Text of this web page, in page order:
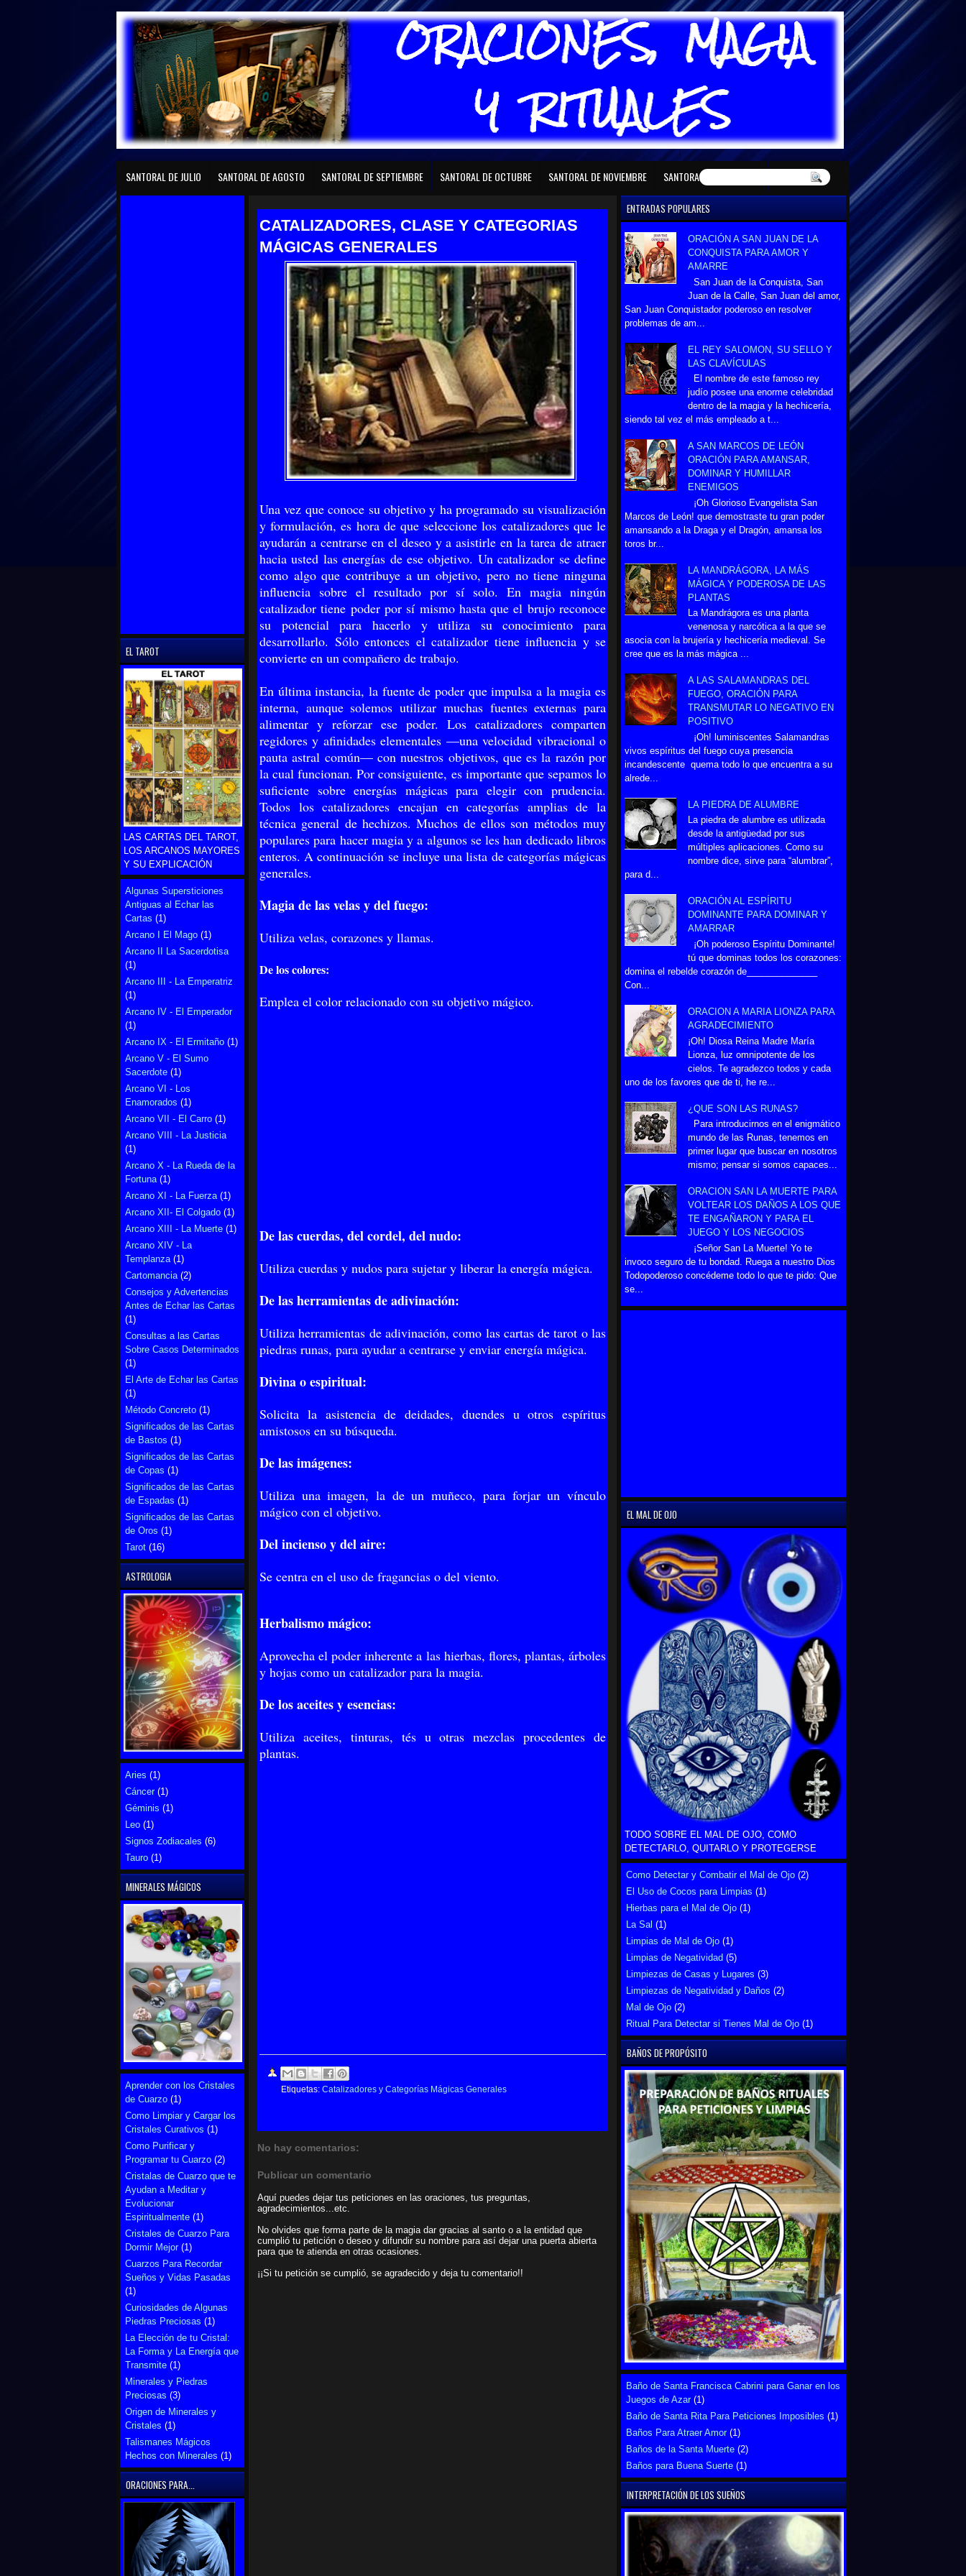
Página principal SANTORAL DE ENERO SANTORAL DE FEBRERO SANTORAL DE MARZO SANTORAL DE ABRIL SANTORAL DE MAYO SANTORAL DE JUNIO
SANTORAL DE JULIO SANTORAL DE AGOSTO SANTORAL DE SEPTIEMBRE SANTORAL DE OCTUBRE SANTORAL DE NOVIEMBRE SANTORAL DE DICIEMBRE
ENTRADAS POPULARES
ORACIÓN A SAN JUAN DE LA
CONQUISTA PARA AMOR Y
AMARRE
San Juan de la Conquista, San
Juan de la Calle, San Juan del amor,
San Juan Conquistador poderoso en resolver
problemas de am...
EL REY SALOMON, SU SELLO Y
LAS CLAVÍCULAS
El nombre de este famoso rey
judío posee una enorme celebridad
dentro de la magia y la hechicería,
siendo tal vez el más empleado a t...
A SAN MARCOS DE LEÓN
ORACIÓN PARA AMANSAR,
DOMINAR Y HUMILLAR
ENEMIGOS
¡Oh Glorioso Evangelista San
Marcos de León! que demostraste tu gran poder
amansando a la Draga y el Dragón, amansa los
toros br...
LA MANDRÁGORA, LA MÁS
MÁGICA Y PODEROSA DE LAS
PLANTAS
La Mandrágora es una planta
venenosa y narcótica a la que se
asocia con la brujería y hechicería medieval. Se
cree que es la más mágica ...
A LAS SALAMANDRAS DEL
FUEGO, ORACIÓN PARA
TRANSMUTAR LO NEGATIVO EN
POSITIVO
¡Oh! luminiscentes Salamandras
vivos espíritus del fuego cuya presencia
incandescente quema todo lo que encuentra a su
alrede...
LA PIEDRA DE ALUMBRE
La piedra de alumbre es utilizada
desde la antigüedad por sus
múltiples aplicaciones. Como su
nombre dice, sirve para “alumbrar”,
para d...
ORACIÓN AL ESPÍRITU
DOMINANTE PARA DOMINAR Y
AMARRAR
¡Oh poderoso Espíritu Dominante!
tú que dominas todos los corazones:
domina el rebelde corazón de______________
Con...
ORACION A MARIA LIONZA PARA
AGRADECIMIENTO
¡Oh! Diosa Reina Madre María
Lionza, luz omnipotente de los
cielos. Te agradezco todos y cada
uno de los favores que de ti, he re...
¿QUE SON LAS RUNAS?
Para introducirnos en el enigmático
mundo de las Runas, tenemos en
primer lugar que buscar en nosotros
mismo; pensar si somos capaces...
ORACION SAN LA MUERTE PARA
VOLTEAR LOS DAÑOS A LOS QUE
TE ENGAÑARON Y PARA EL
JUEGO Y LOS NEGOCIOS
¡Señor San La Muerte! Yo te
invoco seguro de tu bondad. Ruega a nuestro Dios
Todopoderoso concédeme todo lo que te pido: Que
se...
EL MAL DE OJO
TODO SOBRE EL MAL DE OJO, COMO
DETECTARLO, QUITARLO Y PROTEGERSE
Como Detectar y Combatir el Mal de Ojo (2)
El Uso de Cocos para Limpias (1)
Hierbas para el Mal de Ojo (1)
La Sal (1)
Limpias de Mal de Ojo (1)
Limpias de Negatividad (5)
Limpiezas de Casas y Lugares (3)
Limpiezas de Negatividad y Daños (2)
Mal de Ojo (2)
Ritual Para Detectar si Tienes Mal de Ojo (1)
BAÑOS DE PROPÓSITO
Baño de Santa Francisca Cabrini para Ganar en los
Juegos de Azar (1)
Baño de Santa Rita Para Peticiones Imposibles (1)
Baños Para Atraer Amor (1)
Baños de la Santa Muerte (2)
Baños para Buena Suerte (1)
INTERPRETACIÓN DE LOS SUEÑOS
CATALIZADORES, CLASE Y CATEGORIAS
MÁGICAS GENERALES
Una vez que conoce su objetivo y ha programado su visualización
y formulación, es hora de que seleccione los catalizadores que le
ayudarán a centrarse en el deseo y a asistirle en la tarea de atraer
hacia usted las energías de ese objetivo. Un catalizador se define
como algo que contribuye a un objetivo, pero no tiene ninguna
influencia sobre el resultado por sí solo. En magia ningún
catalizador tiene poder por sí mismo hasta que el brujo reconoce
su potencial para hacerlo y utiliza su conocimiento para
desarrollarlo. Sólo entonces el catalizador tiene influencia y se
convierte en un compañero de trabajo.
En última instancia, la fuente de poder que impulsa a la magia es
interna, aunque solemos utilizar muchas fuentes externas para
alimentar y reforzar ese poder. Los catalizadores comparten
regidores y afinidades elementales —una velocidad vibracional o
pauta astral común— con nuestros objetivos, que es la razón por
la cual funcionan. Por consiguiente, es importante que sepamos lo
suficiente sobre energías mágicas para elegir con prudencia.
Todos los catalizadores encajan en categorías amplias de la
técnica general de hechizos. Muchos de ellos son métodos muy
populares para hacer magia y a algunos se les han dedicado libros
enteros. A continuación se incluye una lista de categorías mágicas
generales.
Magia de las velas y del fuego:
Utiliza velas, corazones y llamas.
De los colores:
Emplea el color relacionado con su objetivo mágico.
De las cuerdas, del cordel, del nudo:
Utiliza cuerdas y nudos para sujetar y liberar la energía mágica.
De las herramientas de adivinación:
Utiliza herramientas de adivinación, como las cartas de tarot o las
piedras runas, para ayudar a centrarse y enviar energía mágica.
Divina o espiritual:
Solicita la asistencia de deidades, duendes u otros espíritus
amistosos en su búsqueda.
De las imágenes:
Utiliza una imagen, la de un muñeco, para forjar un vínculo
mágico con el objetivo.
Del incienso y del aire:
Se centra en el uso de fragancias o del viento.
Herbalismo mágico:
Aprovecha el poder inherente a las hierbas, flores, plantas, árboles
y hojas como un catalizador para la magia.
De los aceites y esencias:
Utiliza aceites, tinturas, tés u otras mezclas procedentes de
plantas.
Etiquetas: Catalizadores y Categorías Mágicas Generales
No hay comentarios:
Publicar un comentario
Aquí puedes dejar tus peticiones en las oraciones, tus preguntas,
agradecimientos...etc.
No olvides que forma parte de la magia dar gracias al santo o a la entidad que
cumplió tu petición o deseo y difundir su nombre para así dejar una puerta abierta
para que te atienda en otras ocasiones.
¡¡Si tu petición se cumplió, se agradecido y deja tu comentario!!
EL TAROT
LAS CARTAS DEL TAROT,
LOS ARCANOS MAYORES
Y SU EXPLICACIÓN
Algunas Supersticiones
Antiguas al Echar las
Cartas (1)
Arcano I El Mago (1)
Arcano II La Sacerdotisa
(1)
Arcano III - La Emperatriz
(1)
Arcano IV - El Emperador
(1)
Arcano IX - El Ermitaño (1)
Arcano V - El Sumo
Sacerdote (1)
Arcano VI - Los
Enamorados (1)
Arcano VII - El Carro (1)
Arcano VIII - La Justicia
(1)
Arcano X - La Rueda de la
Fortuna (1)
Arcano XI - La Fuerza (1)
Arcano XII- El Colgado (1)
Arcano XIII - La Muerte (1)
Arcano XIV - La
Templanza (1)
Cartomancia (2)
Consejos y Advertencias
Antes de Echar las Cartas
(1)
Consultas a las Cartas
Sobre Casos Determinados
(1)
El Arte de Echar las Cartas
(1)
Método Concreto (1)
Significados de las Cartas
de Bastos (1)
Significados de las Cartas
de Copas (1)
Significados de las Cartas
de Espadas (1)
Significados de las Cartas
de Oros (1)
Tarot (16)
ASTROLOGIA
Aries (1)
Cáncer (1)
Géminis (1)
Leo (1)
Signos Zodiacales (6)
Tauro (1)
MINERALES MÁGICOS
Aprender con los Cristales
de Cuarzo (1)
Como Limpiar y Cargar los
Cristales Curativos (1)
Como Purificar y
Programar tu Cuarzo (2)
Cristalas de Cuarzo que te
Ayudan a Meditar y
Evolucionar
Espiritualmente (1)
Cristales de Cuarzo Para
Dormir Mejor (1)
Cuarzos Para Recordar
Sueños y Vidas Pasadas
(1)
Curiosidades de Algunas
Piedras Preciosas (1)
La Elección de tu Cristal:
La Forma y La Energía que
Transmite (1)
Minerales y Piedras
Preciosas (3)
Origen de Minerales y
Cristales (1)
Talismanes Mágicos
Hechos con Minerales (1)
ORACIONES PARA...